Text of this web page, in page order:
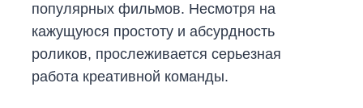
популярных фильмов. Несмотря на
кажущуюся простоту и абсурдность
роликов, прослеживается серьезная
работа креативной команды.